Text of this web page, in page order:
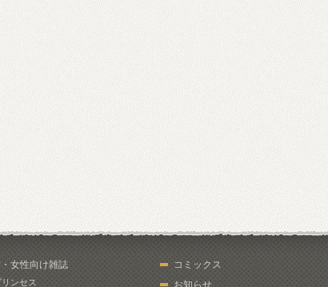
女性向け雑誌
リンセス
コミックス
お知らせ